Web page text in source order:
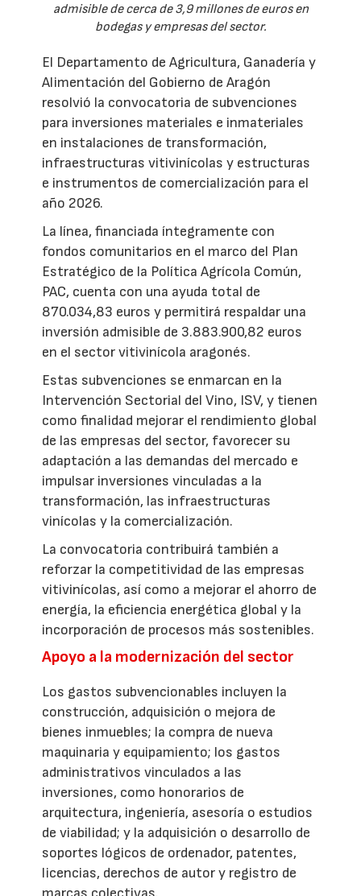
admisible de cerca de 3,9 millones de euros en
bodegas y empresas del sector.
El Departamento de Agricultura, Ganadería y
Alimentación del Gobierno de Aragón
resolvió la convocatoria de subvenciones
para inversiones materiales e inmateriales
en instalaciones de transformación,
infraestructuras vitivinícolas y estructuras
e instrumentos de comercialización para el
año 2026.
La línea, financiada íntegramente con
fondos comunitarios en el marco del Plan
Estratégico de la Política Agrícola Común,
PAC, cuenta con una ayuda total de
870.034,83 euros y permitirá respaldar una
inversión admisible de 3.883.900,82 euros
en el sector vitivinícola aragonés.
Estas subvenciones se enmarcan en la
Intervención Sectorial del Vino, ISV, y tienen
como finalidad mejorar el rendimiento global
de las empresas del sector, favorecer su
adaptación a las demandas del mercado e
impulsar inversiones vinculadas a la
transformación, las infraestructuras
vinícolas y la comercialización.
La convocatoria contribuirá también a
reforzar la competitividad de las empresas
vitivinícolas, así como a mejorar el ahorro de
energía, la eficiencia energética global y la
incorporación de procesos más sostenibles.
Apoyo a la modernización del sector
Los gastos subvencionables incluyen la
construcción, adquisición o mejora de
bienes inmuebles; la compra de nueva
maquinaria y equipamiento; los gastos
administrativos vinculados a las
inversiones, como honorarios de
arquitectura, ingeniería, asesoría o estudios
de viabilidad; y la adquisición o desarrollo de
soportes lógicos de ordenador, patentes,
licencias, derechos de autor y registro de